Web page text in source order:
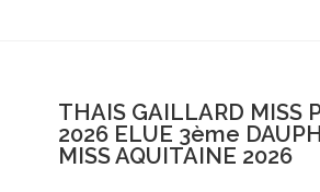
THAIS GAILLARD MISS
2026 ELUE 3ème
MISS AQUITAINE 2026